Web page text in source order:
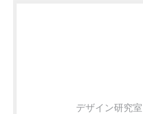
デザイン研究